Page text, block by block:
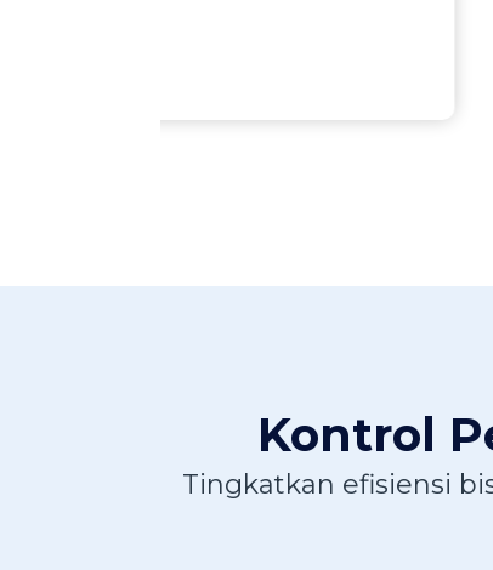
Kontrol
Tingkatkan efisiensi